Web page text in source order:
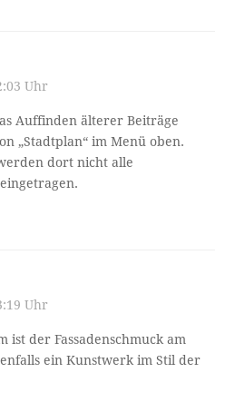
Uhr
Auffinden älterer Beiträge
„Stadtplan“ im Menü oben.
dort nicht alle
Uhr
ist der Fassadenschmuck am
ein Kunstwerk im Stil der